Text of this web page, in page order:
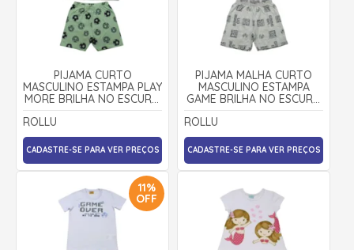
PIJAMA CURTO
MASCULINO ESTAMPA PLAY
MORE BRILHA NO ESCURO
25291 - ROLLU
ROLLU
CADASTRE-SE PARA VER PREÇOS
PIJAMA MALHA CURTO
MASCULINO ESTAMPA
GAME BRILHA NO ESCURO
25293 - ROLLU
ROLLU
CADASTRE-SE PARA VER PREÇOS
11%
OFF